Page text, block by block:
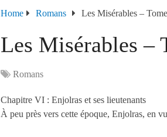
Home Romans Les Misérables –
Les Misérables –
Romans
Chapitre VI : Enjolras et ses lieutenants
À peu près vers cette époque, Enjolras, en